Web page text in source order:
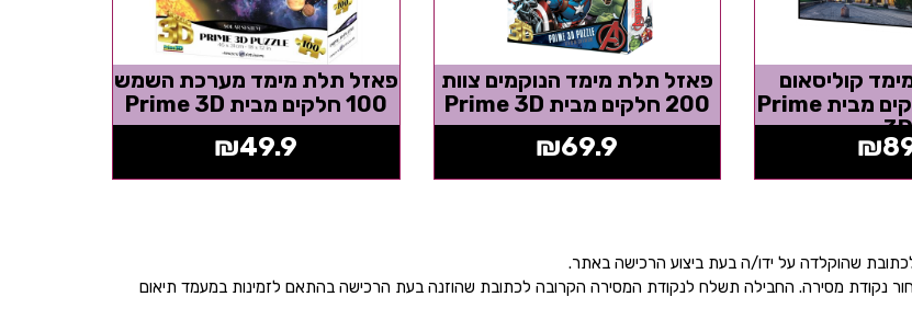
קוליסאום
רומא 500 חלקים מבית Prime
₪
פאזל תלת מימד הנוקמים צוות
200 חלקים מבית Prime 3D
₪69.9
פאזל תלת מימד מערכת השמש
100 חלקים מבית Prime 3D
₪49.9
נקודת מסירה. החבילה תשלח לנקודת המסירה הקרובה לכתובת שהוזנה בעת הרכישה בהתאם לזמינות במעמד תיאום